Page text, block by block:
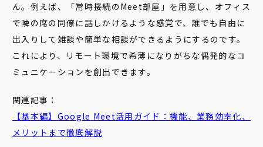
ん。例えば、「常時接続のMeet部屋」を用意し、オフィス
で隣の席の同僚に話しかけるような感覚で、誰でも自由に
出入りして雑談や簡単な相談ができるようにするのです。
これにより、リモート環境で希薄になりがちな偶発的なコ
ミュニケーションを創出できます。
関連記事：
【基本編】 Google Meet活用ガイド：機能、業務効率化、
メリットまで徹底解説